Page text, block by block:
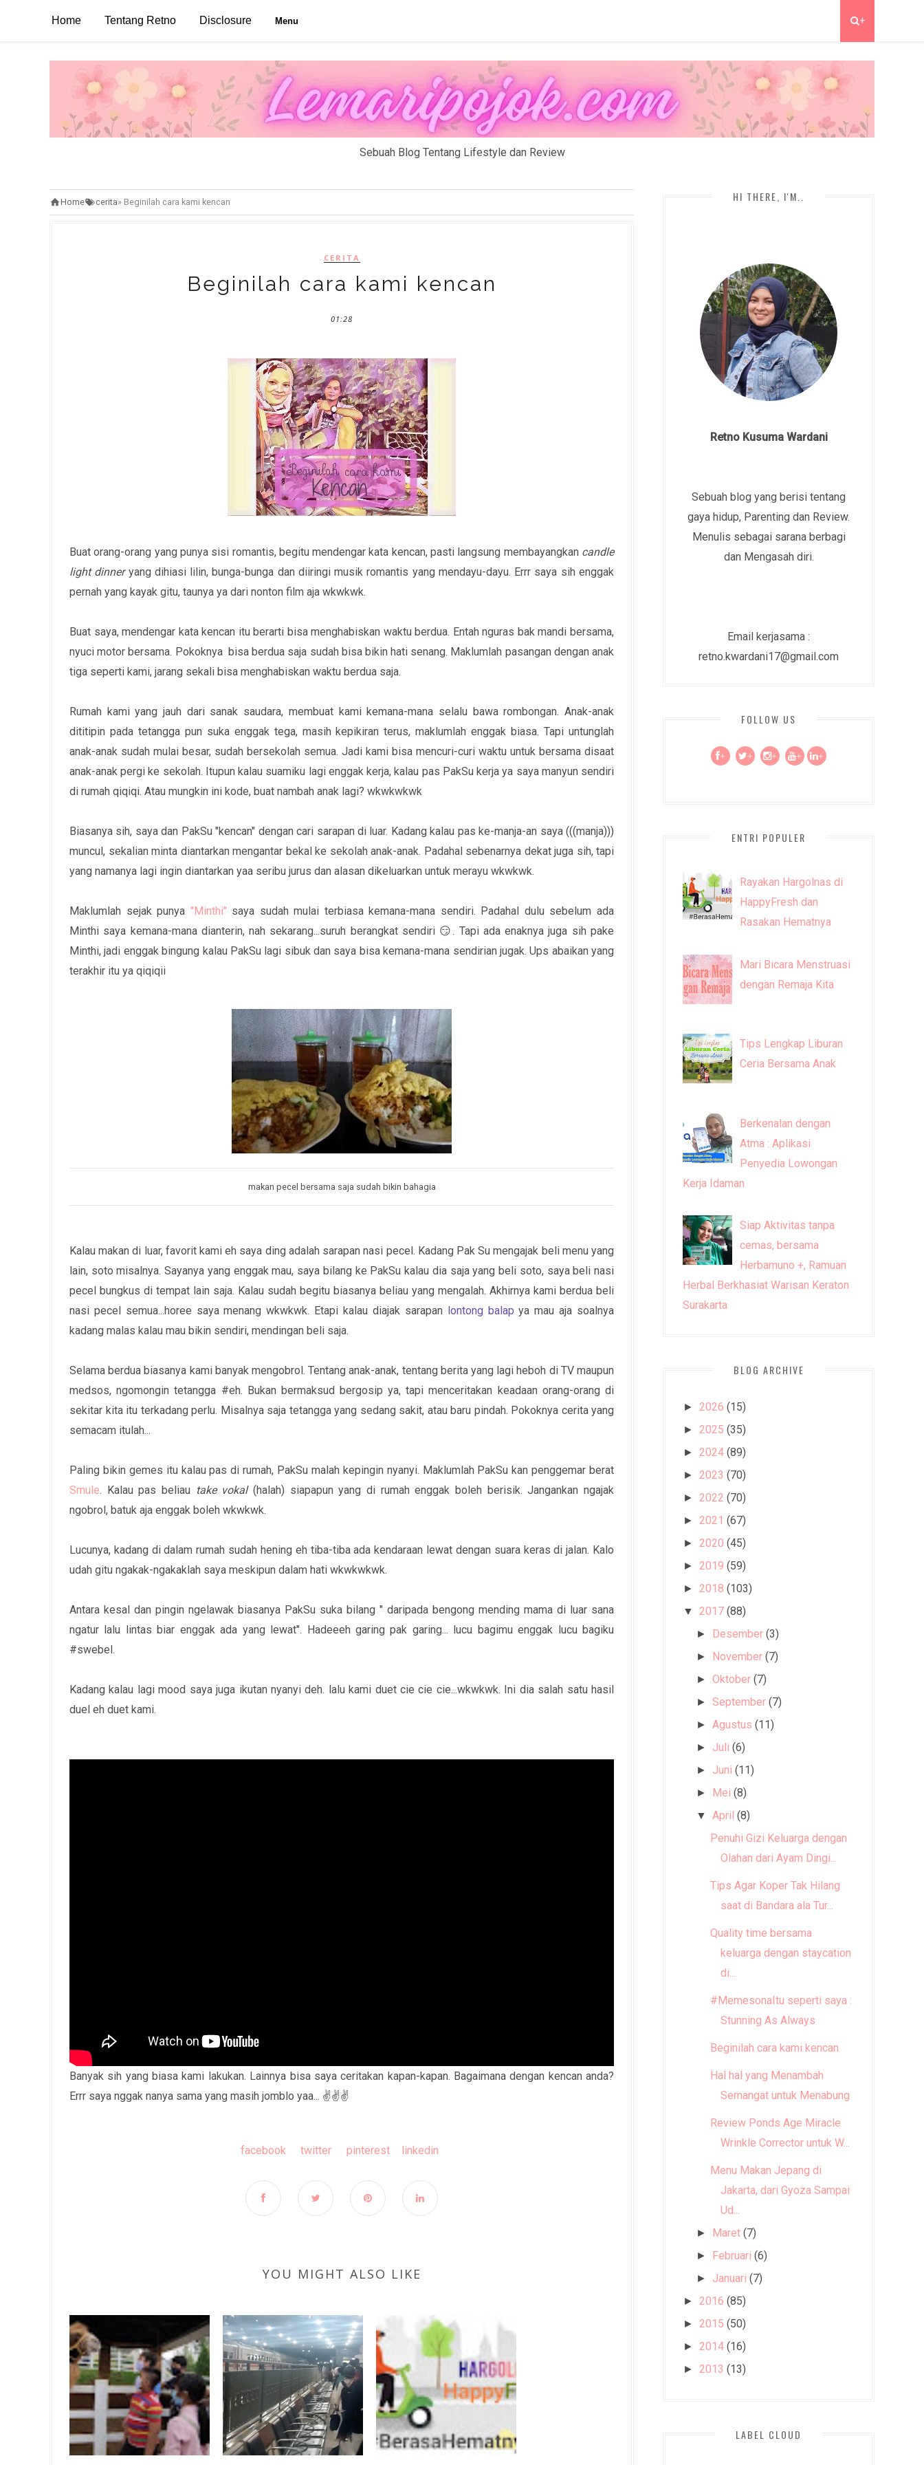
Home Tentang Retno Disclosure Menu +
Sebuah Blog Tentang Lifestyle dan Review
Home cerita» Beginilah cara kami kencan
CERITA
Beginilah cara kami kencan
01:28
Buat orang-orang yang punya sisi romantis, begitu mendengar kata kencan, pasti langsung membayangkan candle
light dinneryang dihiasi lilin, bunga-bunga dan diiringi musik romantis yang mendayu-dayu. Errr saya sih enggak
pernah yang kayak gitu, taunya ya dari nonton film aja wkwkwk.
Buat saya, mendengar kata kencan itu berarti bisa menghabiskan waktu berdua. Entah nguras bak mandi bersama,
nyuci motor bersama. Pokoknya bisa berdua saja sudah bisa bikin hati senang. Maklumlah pasangan dengan anak
tiga seperti kami, jarang sekali bisa menghabiskan waktu berdua saja.
Rumah kami yang jauh dari sanak saudara, membuat kami kemana-mana selalu bawa rombongan. Anak-anak
dititipin pada tetangga pun suka enggak tega, masih kepikiran terus, maklumlah enggak biasa. Tapi untunglah
anak-anak sudah mulai besar, sudah bersekolah semua. Jadi kami bisa mencuri-curi waktu untuk bersama disaat
anak-anak pergi ke sekolah. Itupun kalau suamiku lagi enggak kerja, kalau pas PakSu kerja ya saya manyun sendiri
di rumah qiqiqi. Atau mungkin ini kode, buat nambah anak lagi? wkwkwkwk
Biasanya sih, saya dan PakSu "kencan" dengan cari sarapan di luar. Kadang kalau pas ke-manja-an saya (((manja)))
muncul, sekalian minta diantarkan mengantar bekal ke sekolah anak-anak. Padahal sebenarnya dekat juga sih, tapi
yang namanya lagi ingin diantarkan yaa seribu jurus dan alasan dikeluarkan untuk merayu wkwkwk.
Maklumlah sejak punya "Minthi" saya sudah mulai terbiasa kemana-mana sendiri. Padahal dulu sebelum ada
Minthi saya kemana-mana dianterin, nah sekarang...suruh berangkat sendiri 😏. Tapi ada enaknya juga sih pake
Minthi, jadi enggak bingung kalau PakSu lagi sibuk dan saya bisa kemana-mana sendirian jugak. Ups abaikan yang
terakhir itu ya qiqiqii
makan pecel bersama saja sudah bikin bahagia
Kalau makan di luar, favorit kami eh saya ding adalah sarapan nasi pecel. Kadang Pak Su mengajak beli menu yang
lain, soto misalnya. Sayanya yang enggak mau, saya bilang ke PakSu kalau dia saja yang beli soto, saya beli nasi
pecel bungkus di tempat lain saja. Kalau sudah begitu biasanya beliau yang mengalah. Akhirnya kami berdua beli
nasi pecel semua...horee saya menang wkwkwk. Etapi kalau diajak sarapan lontong balap ya mau aja soalnya
kadang malas kalau mau bikin sendiri, mendingan beli saja.
Selama berdua biasanya kami banyak mengobrol. Tentang anak-anak, tentang berita yang lagi heboh di TV maupun
medsos, ngomongin tetangga #eh. Bukan bermaksud bergosip ya, tapi menceritakan keadaan orang-orang di
sekitar kita itu terkadang perlu. Misalnya saja tetangga yang sedang sakit, atau baru pindah. Pokoknya cerita yang
semacam itulah...
Paling bikin gemes itu kalau pas di rumah, PakSu malah kepingin nyanyi. Maklumlah PakSu kan penggemar berat
Smule. Kalau pas beliau take vokal(halah) siapapun yang di rumah enggak boleh berisik. Jangankan ngajak
ngobrol, batuk aja enggak boleh wkwkwk.
Lucunya, kadang di dalam rumah sudah hening eh tiba-tiba ada kendaraan lewat dengan suara keras di jalan. Kalo
udah gitu ngakak-ngakaklah saya meskipun dalam hati wkwkwkwk.
Antara kesal dan pingin ngelawak biasanya PakSu suka bilang " daripada bengong mending mama di luar sana
ngatur lalu lintas biar enggak ada yang lewat". Hadeeeh garing pak garing... lucu bagimu enggak lucu bagiku
#swebel.
Kadang kalau lagi mood saya juga ikutan nyanyi deh. lalu kami duet cie cie cie...wkwkwk. Ini dia salah satu hasil
duel eh duet kami.
Banyak sih yang biasa kami lakukan. Lainnya bisa saya ceritakan kapan-kapan. Bagaimana dengan kencan anda?
Errr saya nggak nanya sama yang masih jomblo yaa... ✌✌✌
facebook twitter pinterest linkedin
YOU MIGHT ALSO LIKE
HI THERE, I'M..
Retno Kusuma Wardani
Sebuah blog yang berisi tentang
gaya hidup, Parenting dan Review.
Menulis sebagai sarana berbagi
dan Mengasah diri.
Email kerjasama :
retno.kwardani17@gmail.com
FOLLOW US
+ + + + +
ENTRI POPULER
Rayakan Hargolnas di
HappyFresh dan
Rasakan Hematnya
Mari Bicara Menstruasi
dengan Remaja Kita
Tips Lengkap Liburan
Ceria Bersama Anak
Berkenalan dengan
Atma : Aplikasi
Penyedia Lowongan
Kerja Idaman
Siap Aktivitas tanpa
cemas, bersama
Herbamuno +, Ramuan
Herbal Berkhasiat Warisan Keraton
Surakarta
BLOG ARCHIVE
► 2026 (15)
► 2025 (35)
► 2024 (89)
► 2023 (70)
► 2022 (70)
► 2021 (67)
► 2020 (45)
► 2019 (59)
► 2018 (103)
▼ 2017 (88)
► Desember (3)
► November (7)
►Oktober (7)
►September (7)
►Agustus (11)
► Juli (6)
► Juni (11)
► Mei (8)
▼ April (8)
Penuhi Gizi Keluarga dengan
Olahan dari Ayam Dingi...
Tips Agar Koper Tak Hilang
saat di Bandara ala Tur...
Quality time bersama
keluarga dengan staycation
di...
#MemesonaItu seperti saya :
Stunning As Always
Beginilah cara kami kencan
Hal hal yang Menambah
Semangat untuk Menabung
Review Ponds Age Miracle
Wrinkle Corrector untuk W...
Menu Makan Jepang di
Jakarta, dari Gyoza Sampai
Ud...
► Maret (7)
► Februari (6)
► Januari (7)
► 2016 (85)
► 2015 (50)
► 2014 (16)
► 2013 (13)
LABEL CLOUD